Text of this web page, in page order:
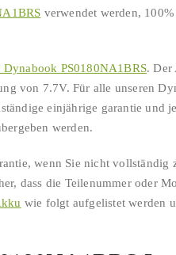
verwendet werden,
PS0180NA1BRS. Der
von 7.7V. Für alle unseren
einjährige garantie und
werden.
wenn Sie nicht vollständig
dass die Teilenummer oder
wie folgt aufgelistet werden